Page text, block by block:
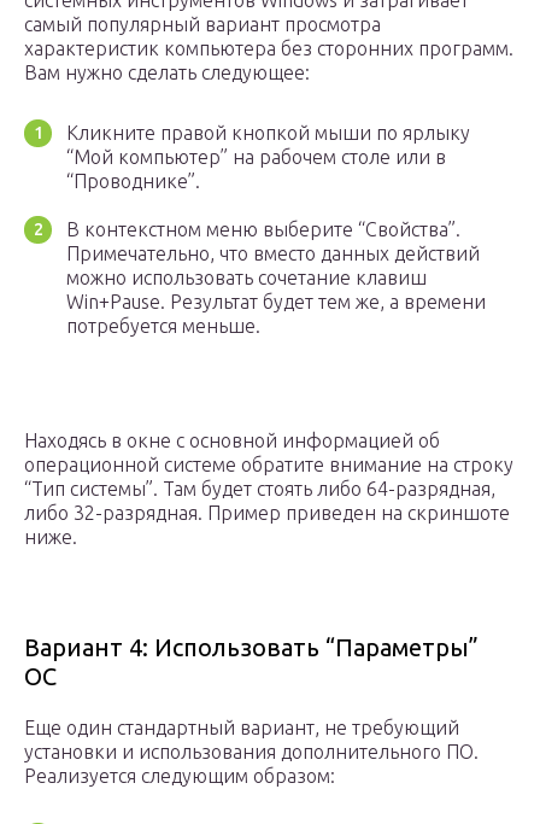
самый популярный вариант просмотра
характеристик компьютера без сторонних программ.
Вам нужно сделать следующее:
Кликните правой кнопкой мыши по ярлыку
“Мой компьютер” на рабочем столе или в
“Проводнике”.
В контекстном меню выберите “Свойства”.
Примечательно, что вместо данных действий
можно использовать сочетание клавиш
Win+Pause. Результат будет тем же, а времени
потребуется меньше.
Находясь в окне с основной информацией об
операционной системе обратите внимание на строку
“Тип системы”. Там будет стоять либо 64-разрядная,
либо 32-разрядная. Пример приведен на скриншоте
ниже.
Вариант 4: Использовать “Параметры”
ОС
Еще один стандартный вариант, не требующий
установки и использования дополнительного ПО.
Реализуется следующим образом: